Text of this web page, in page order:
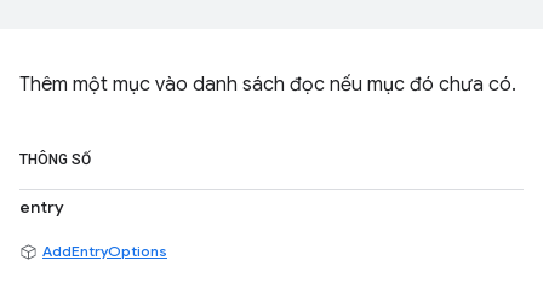
Thêm một mục vào danh sách đọc nếu mục đó chưa có.
THÔNG SỐ
entry
AddEntryOptions